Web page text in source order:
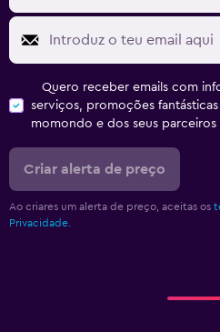
Quero receber emails com
serviços, promoções
momondo e dos seus
Criar alerta de preço
Ao criares um alerta de preço, aceitas os
Privacidade.